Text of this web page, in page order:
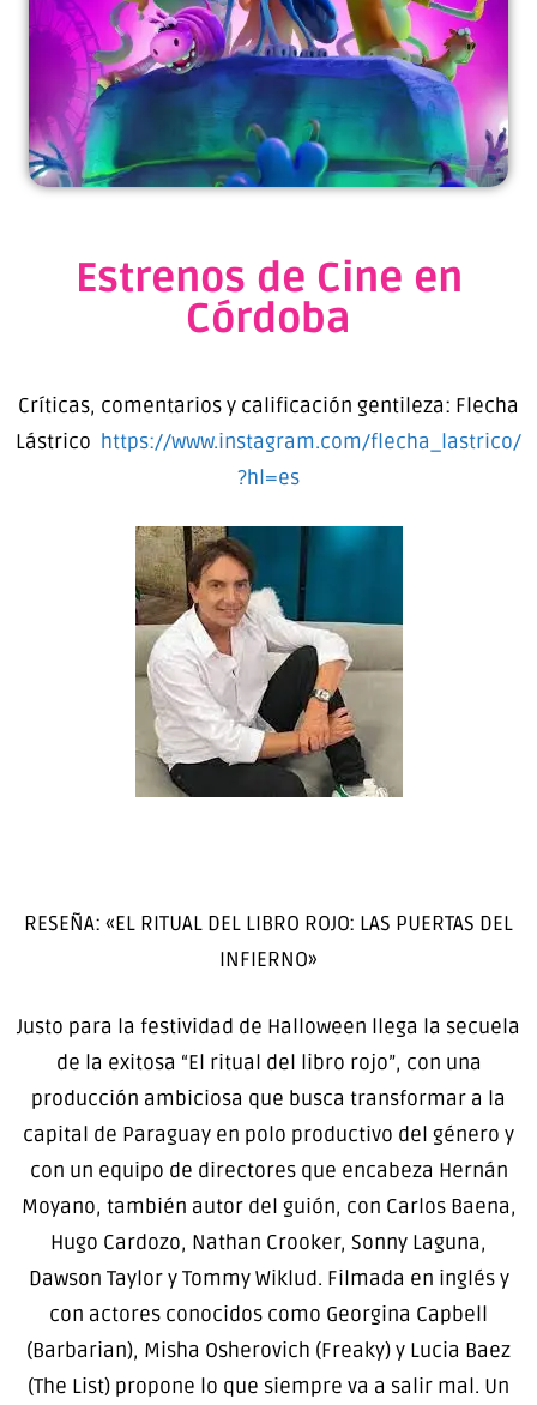
Estrenos de Cine en
Córdoba
Críticas, comentarios y calificación gentileza: Flecha
Lástrico https://www.instagram.com/flecha_lastrico/
?hl=es
RESEÑA: «EL RITUAL DEL LIBRO ROJO: LAS PUERTAS DEL
INFIERNO»
Justo para la festividad de Halloween llega la secuela
de la exitosa “El ritual del libro rojo”, con una
producción ambiciosa que busca transformar a la
capital de Paraguay en polo productivo del género y
con un equipo de directores que encabeza Hernán
Moyano, también autor del guión, con Carlos Baena,
Hugo Cardozo, Nathan Crooker, Sonny Laguna,
Dawson Taylor y Tommy Wiklud. Filmada en inglés y
con actores conocidos como Georgina Capbell
(Barbarian), Misha Osherovich (Freaky) y Lucia Baez
(The List) propone lo que siempre va a salir mal. Un